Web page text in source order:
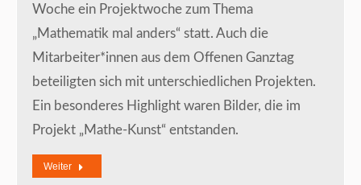
Woche ein Projektwoche zum Thema
„Mathematik mal anders“ statt. Auch die
Mitarbeiter*innen aus dem Offenen Ganztag
beteiligten sich mit unterschiedlichen Projekten.
Ein besonderes Highlight waren Bilder, die im
Projekt „Mathe-Kunst“ entstanden.
Weiter